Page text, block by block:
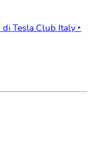
Tesla Club Italy ‣